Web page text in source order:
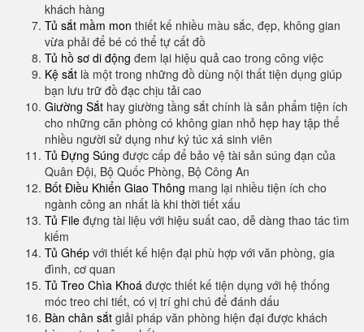
khách hàng
Tủ sắt mầm mon thiết kế nhiều màu sắc, đẹp, không gian
vừa phải để bé có thể tự cất đồ
Tủ hồ sơ di động đem lại hiệu quả cao trong công việc
Kệ sắt là một trong những đồ dùng nội thất tiện dụng giúp
bạn lưu trữ đồ đạc chịu tải cao
Giường Sắt hay giường tầng sắt chính là sản phẩm tiện ích
cho những căn phòng có không gian nhỏ hẹp hay tập thể
nhiều người sử dụng như ký túc xá sinh viên
Tủ Đựng Súng được cấp để bảo vệ tài sản súng đạn của
Quân Đội, Bộ Quốc Phòng, Bộ Công An
Bốt Điều Khiển Giao Thông mang lại nhiều tiện ích cho
ngành công an nhất là khi thời tiết xấu
Tủ File đựng tài liệu với hiệu suất cao, dễ dàng thao tác tìm
kiếm
Tủ Ghép với thiết kế hiện đại phù hợp với văn phòng, gia
đình, cơ quan
Tủ Treo Chìa Khoá được thiết kế tiện dụng với hệ thống
móc treo chi tiết, có vị trí ghi chú để đánh dấu
Bàn chân sắt giải pháp văn phòng hiện đại được khách